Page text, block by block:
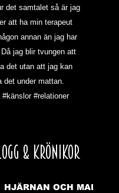
det samtalet så är jag
att ha min terapeut
annan än jag har
jag blir tvungen att
det utan att jag kan
det under mattan.
#känslor #relationer
& KRÖNIKOR
HJÄRNAN OCH MAH